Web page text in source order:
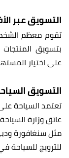
التسويق عبر
تقوم معظم
بتسويق المنتجات
على اختيار
التسويق
تعتمد السياحة
عاتق وزارة
مثل سنغافورة
للترويج للسياحة